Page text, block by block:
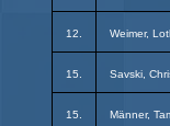
12. Weimer,
15. Savski,
15. Männer,